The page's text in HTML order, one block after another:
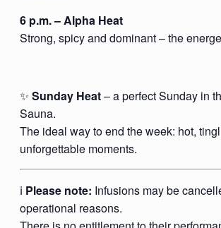
6 p.m. – Alpha Heat
Strong, spicy and dominant – the
✨ Sunday Heat– a perfect Sunday in
Sauna.
The ideal way to end the week: hot,
unforgettable moments.
ℹ️ Please note: Infusions may be
operational reasons.